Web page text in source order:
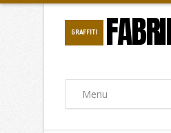
GRAFFITI